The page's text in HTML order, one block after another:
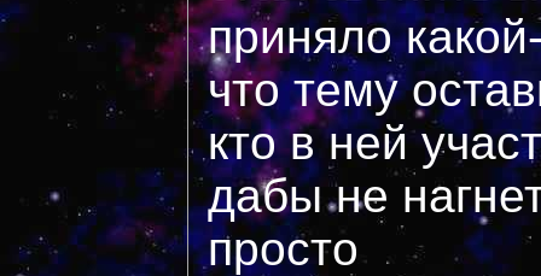
приняло
что тему
кто в ней
дабы не
просто